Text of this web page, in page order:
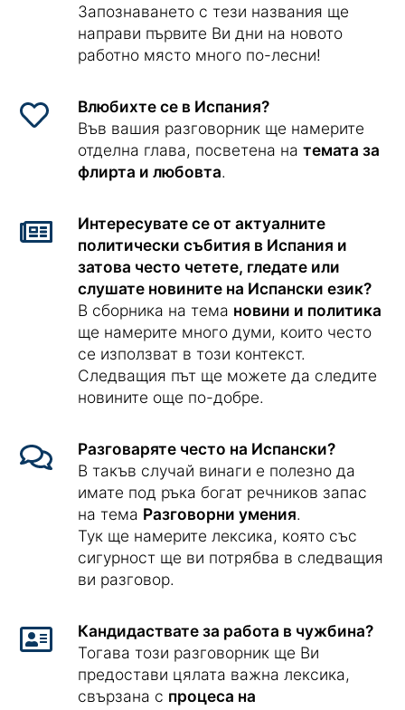
Запознаването с тези названия ще
направи първите Ви дни на новото
работно място много по-лесни!
Влюбихте се в Испания?
Във вашия разговорник ще намерите
отделна глава, посветена на темата за
флирта и любовта.
Интересувате се от актуалните
политически събития в Испания и
затова често четете, гледате или
слушате новините на Испански език?
В сборника на тема новини и политика
ще намерите много думи, които често
се използват в този контекст.
Следващия път ще можете да следите
новините още по-добре.
Разговаряте често на Испански?
В такъв случай винаги е полезно да
имате под ръка богат речников запас
на тема Разговорни умения.
Тук ще намерите лексика, която със
сигурност ще ви потрябва в следващия
ви разговор.
Кандидаствате за работа в чужбина?
Тогава този разговорник ще Ви
предостави цялата важна лексика,
свързана с процеса на